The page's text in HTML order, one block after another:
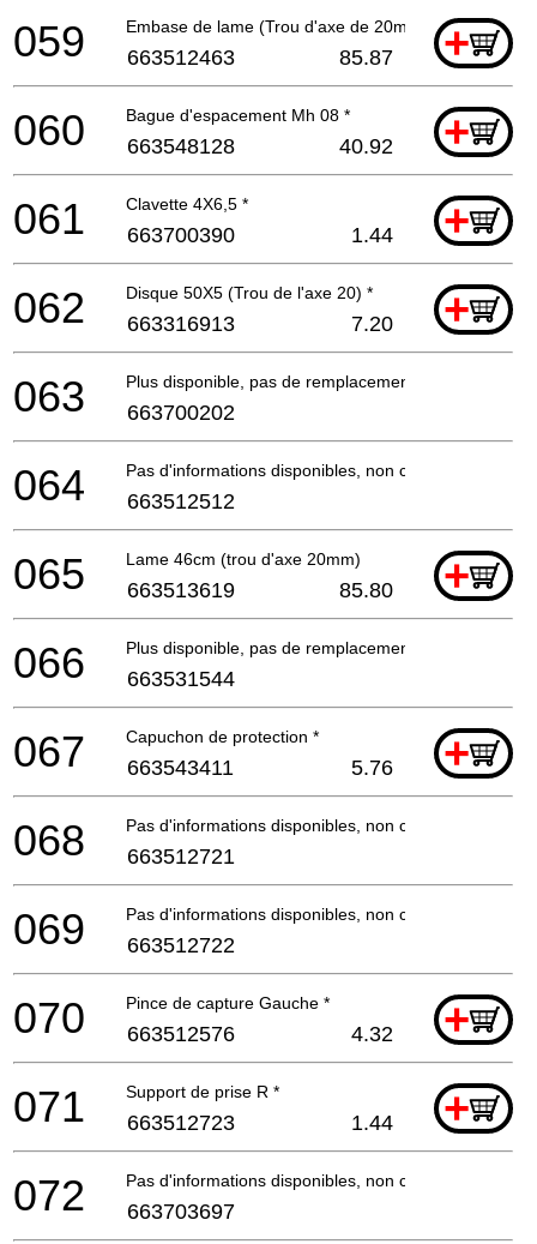
Embase de lame (Trou d'axe de 20mm) +
059 663512463 85.87
Bague d'espacement Mh 08 * +
060 663548128 40.92
Clavette 4X6,5 * +
061 663700390 1.44
Disque 50X5 (Trou de l'axe 20) * +
062 663316913 7.20
Plus disponible, pas de remplacement
063 663700202
Pas d'informations disponibles, non commandable
064 663512512
Lame 46cm (trou d'axe 20mm) +
065 663513619 85.80
Plus disponible, pas de remplacement
066 663531544
Capuchon de protection * +
067 663543411 5.76
Pas d'informations disponibles, non commandable
068 663512721
Pas d'informations disponibles, non commandable
069 663512722
Pince de capture Gauche * +
070 663512576 4.32
Support de prise R * +
071 663512723 1.44
Pas d'informations disponibles, non commandable
072 663703697